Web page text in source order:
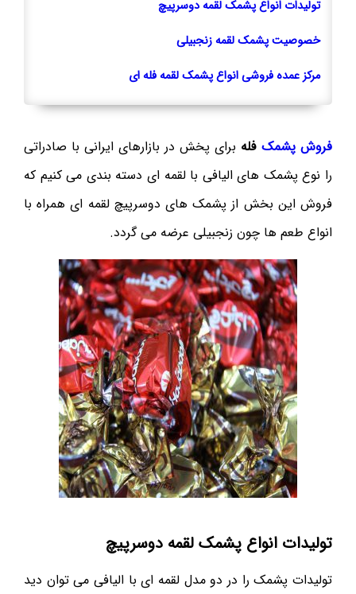
تولیدات انواع پشمک لقمه دوسرپیچ
خصوصیت پشمک لقمه زنجبیلی
مرکز عمده فروشی انواع پشمک لقمه فله ای
فروش پشمک فله برای پخش در بازارهای ایرانی با صادراتی
را نوع پشمک های الیافی با لقمه ای دسته بندی می کنیم که
فروش این بخش از پشمک های دوسرپیچ لقمه ای همراه با
انواع طعم ها چون زنجبیلی عرضه می گردد.
تولیدات انواع پشمک لقمه دوسرپیچ
تولیدات پشمک را در دو مدل لقمه ای با الیافی می توان دید